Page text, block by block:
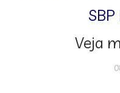
Veja